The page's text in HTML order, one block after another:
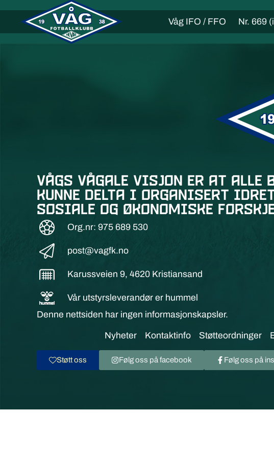
Våg IFO / FFO Nr. 669
Vågs vågale visjon er at alle
kunne delta i organisert
sosiale og økonomiske
Org.nr: 975 689 530
post@vagfk.no
Karussveien 9, 4620 Kristiansand
Vår utstyrsleverandør er hummel
Denne nettsiden har ingen informasjonskapsler.
Nyheter Kontaktinfo Støtteordninger
Støtt oss Følg oss på facebook Følg oss på